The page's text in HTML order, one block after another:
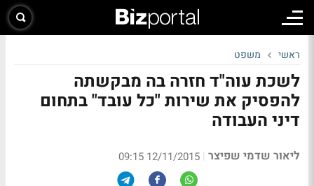
ראשי משפט
לשכת עוה"ד חזרה בה מבקשתה
להפסיק את שירות "כל עובד" בתחום
דיני העבודה
ליאור שדמי שפיצר |
12/11/2015 09:15